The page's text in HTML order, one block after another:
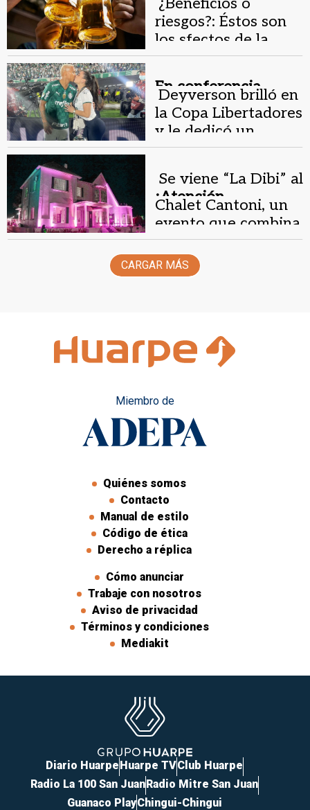
riesgos?: Éstos son
los sfectos de la
cerveza si la
bebemos seguido
En conferencia .
Deyverson brilló en
la Copa Libertadores
y le dedicó un
mensaje especial a
¡Atención
ilustradores!.
Se viene “La Dibi” al
Chalet Cantoni, un
evento que combina
dibujos y birra
CARGAR MÁS
Miembro de
Quiénes somos
Contacto
Manual de estilo
Código de ética
Derecho a réplica
Cómo anunciar
Trabaje con nosotros
Aviso de privacidad
Términos y condiciones
Mediakit
Diario HuarpeHuarpe TVClub Huarpe
Radio La 100 San JuanRadio Mitre San Juan
Guanaco PlayChingui-Chingui